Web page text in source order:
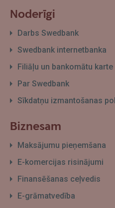
Noderīgi
Darbs Swedbank
Swedbank internetbanka
Filiāļu un bankomātu karte
Par Swedbank
Sīkdatņu izmantošanas
Biznesam
Maksājumu pieņemšana
E-komercijas risinājumi
Finansēšanas ceļvedis
E-grāmatvedība